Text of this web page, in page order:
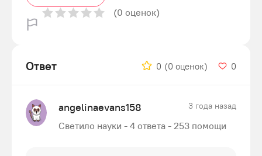
(0 оценок)
Ответ 0 (0 оценок) 0
angelinaevans158 3 года назад
Светило науки - 4 ответа - 253 помощи